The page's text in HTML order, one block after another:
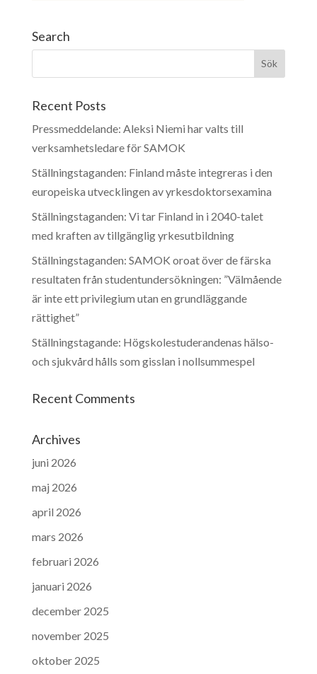
Search
Recent Posts
Pressmeddelande: Aleksi Niemi har valts till
verksamhetsledare för SAMOK
Ställningstaganden: Finland måste integreras i den
europeiska utvecklingen av yrkesdoktorsexamina
Ställningstaganden: Vi tar Finland in i 2040-talet
med kraften av tillgänglig yrkesutbildning
Ställningstaganden: SAMOK oroat över de färska
resultaten från studentundersökningen: ”Välmående
är inte ett privilegium utan en grundläggande
rättighet”
Ställningstagande: Högskolestuderandenas hälso-
och sjukvård hålls som gisslan i nollsummespel
Recent Comments
Archives
juni 2026
maj 2026
april 2026
mars 2026
februari 2026
januari 2026
december 2025
november 2025
oktober 2025